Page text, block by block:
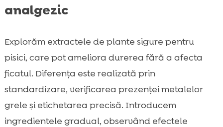
analgezic
Explorăm extractele de plante sigure pentru
pisici, care pot ameliora durerea fără a afecta
ficatul. Diferența este realizată prin
standardizare, verificarea prezenței metalelor
grele și etichetarea precisă. Introducem
ingredientele gradual, observând efectele